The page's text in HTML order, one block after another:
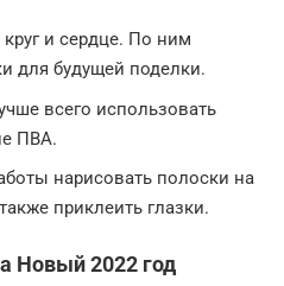
и сердце. По ним
для будущей поделки.
всего использовать
ПВА.
нарисовать полоски на
приклеить глазки.
Новый 2022 год